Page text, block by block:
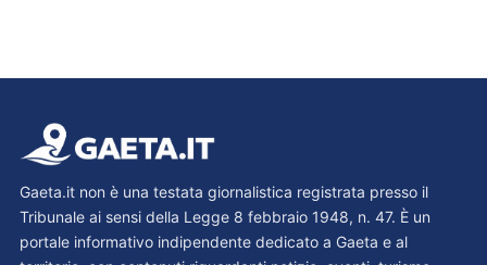
Gaeta.it non è una testata giornalistica registrata presso il
Tribunale ai sensi della Legge 8 febbraio 1948, n. 47. È un
portale informativo indipendente dedicato a Gaeta e al